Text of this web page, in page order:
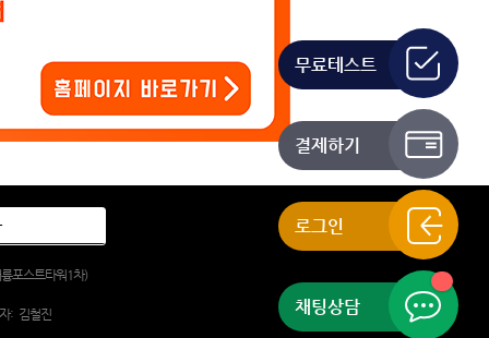
무료테스트
결제하기
로그인
채팅상담
포스트타워1차)
: 김철진